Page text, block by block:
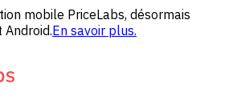
mobile PriceLabs, désormais
Android.En savoir plus.